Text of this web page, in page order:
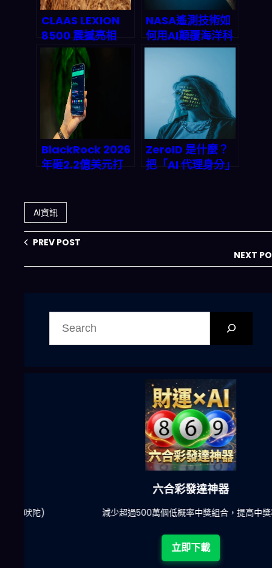
CLAAS LEXION
8500 震撼亮相
Commodity
Classic 2026：
AI 收割機如何顛覆
傳統農業，預告
2027 年千億市場
NASA遙測技術如
何用AI顛覆海洋科
研？專家揭露衛星
與酸化的突破性方
BlackRock 2026
年砸2.2億美元打
悄改寫股票市場規
則
ZeroID 是什麼？
把「AI 代理身分」
AI資訊
PREV POST
NEXT
六合彩發達神器
減少超過500萬個低概率中獎組合，提高中獎率
立即下載